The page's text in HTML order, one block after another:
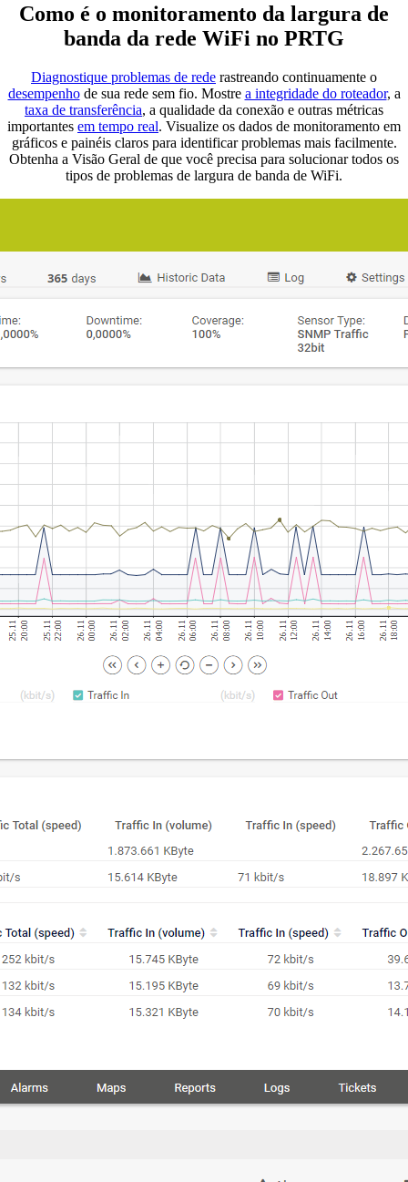
Como é o monitoramento da largura de
banda da rede WiFi no PRTG
Diagnostique problemas de rede rastreando continuamente o
desempenhode sua rede sem fio. Mostre a integridade do roteador, a
taxa de transferência, a qualidade da conexão e outras métricas
importantes em tempo real. Visualize os dados de monitoramento em
gráficos e painéis claros para identificar problemas mais facilmente.
Obtenha a Visão Geral de que você precisa para solucionar todos os
tipos de problemas de largura de banda de WiFi.